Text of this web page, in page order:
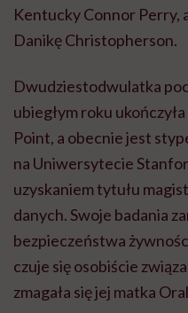
Kentucky Connor Perry,
Danikę Christopherson.
Dwudziestodwulatka
ubiegłym roku
Point, a obecnie jest
na Uniwersytecie
uzyskaniem tytułu
danych. Swoje badania
bezpieczeństwa
czuje się osobiście
zmagała się jej matka